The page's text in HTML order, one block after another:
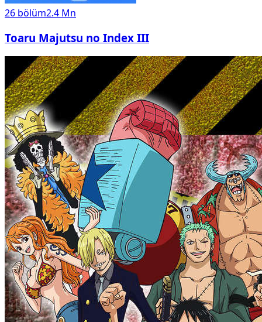
26 bölüm2.4 Mn
Toaru Majutsu no Index III